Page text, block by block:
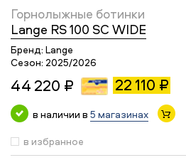
Горнолыжные ботинки
Lange RS 100 SC WIDE
Бренд: Lange
Сезон: 2025/2026
44 220 ₽ 22 110 ₽
в наличии в 5 магазинах
в избранное